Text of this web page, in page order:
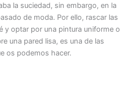
la suciedad, sin embargo, en la
de moda. Por ello, rascar las
y optar por una pintura uniforme o
una pared lisa, es una de las
os podemos hacer.